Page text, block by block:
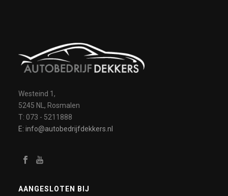
Westeind 1,
5245 NL, Rosmalen
T: 073 - 5211888
E: info@autobedrijfdekkers.nl
AANGESLOTEN BIJ